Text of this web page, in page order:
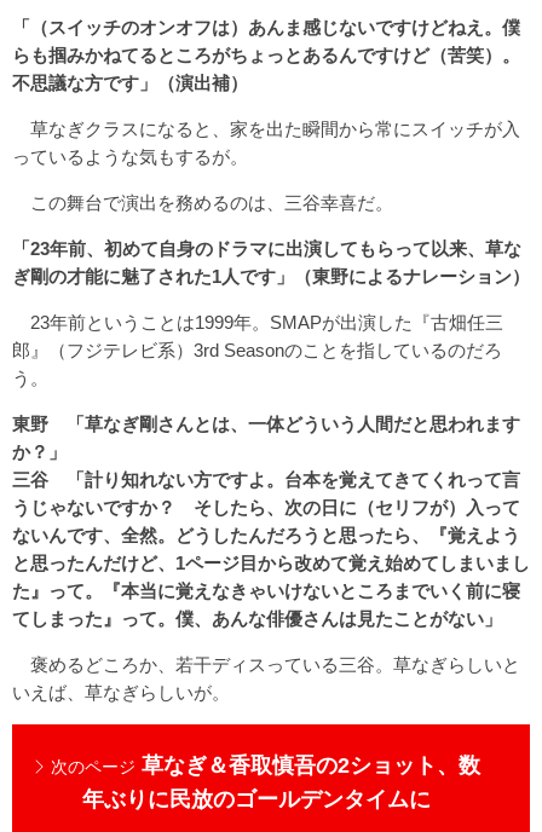
「（スイッチのオンオフは）あんま感じないですけどねえ。僕
らも掴みかねてるところがちょっとあるんですけど（苦笑）。
不思議な方です」（演出補）
草なぎクラスになると、家を出た瞬間から常にスイッチが入
っているような気もするが。
この舞台で演出を務めるのは、三谷幸喜だ。
「23年前、初めて自身のドラマに出演してもらって以来、草な
ぎ剛の才能に魅了された1人です」（東野によるナレーション）
23年前ということは1999年。SMAPが出演した『古畑任三
郎』（フジテレビ系）3rd Seasonのことを指しているのだろ
う。
東野 「草なぎ剛さんとは、一体どういう人間だと思われます
か？」
三谷 「計り知れない方ですよ。台本を覚えてきてくれって言
うじゃないですか？ そしたら、次の日に（セリフが）入って
ないんです、全然。どうしたんだろうと思ったら、『覚えよう
と思ったんだけど、1ページ目から改めて覚え始めてしまいまし
た』って。『本当に覚えなきゃいけないところまでいく前に寝
てしまった』って。僕、あんな俳優さんは見たことがない」
褒めるどころか、若干ディスっている三谷。草なぎらしいと
いえば、草なぎらしいが。
次のページ 草なぎ＆香取慎吾の2ショット、数
年ぶりに民放のゴールデンタイムに